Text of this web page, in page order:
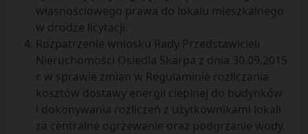
własnościowego prawa do lokalu mieszkalnego
w drodze licytacji.
Rozpatrzenie wniosku Rady Przedstawicieli
Nieruchomości Osiedla Skarpa z dnia 30.09.2015
r. w sprawie zmian w Regulaminie rozliczania
kosztów dostawy energii cieplnej do budynków
i dokonywania rozliczeń z użytkownikami lokali
za centralne ogrzewanie oraz podgrzanie wody.